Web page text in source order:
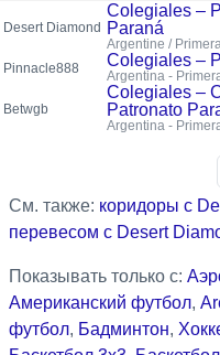
Desert Diamond
Colegiales –
Paraná
Argentine /
Pinnacle888 Colegiales –
Argentina -
Betwgb
Colegiales –
Patronato
Argentina -
См. также: коридоры с
перевесом с Desert
Показывать только с:
Американский футбол,
футбол, Бадминтон,